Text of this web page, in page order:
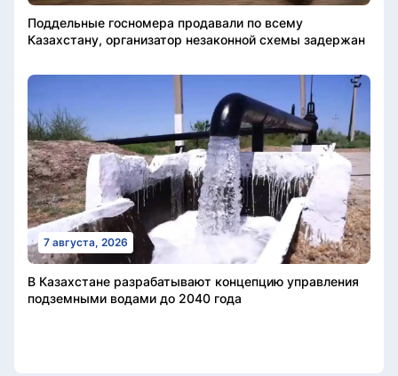
Поддельные госномера продавали по всему
Казахстану, организатор незаконной схемы задержан
7 августа, 2026
В Казахстане разрабатывают концепцию управления
подземными водами до 2040 года